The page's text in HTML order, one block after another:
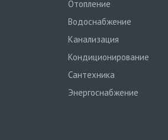
Отопление
Водоснабжение
Канализация
Кондиционирование
Сантехника
Энергоснабжение